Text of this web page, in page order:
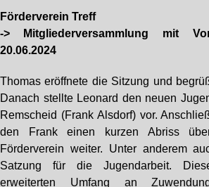
Förderverein Treff
-> Mitgliederversammlung mit
20.06.2024
Thomas eröffnete die Sitzung und
Danach stellte Leonard den neuen
Remscheid (Frank Alsdorf) vor.
den Frank einen kurzen Abriss
Förderverein weiter. Unter anderem
Satzung für die Jugendarbeit.
erweiterten Umfang an